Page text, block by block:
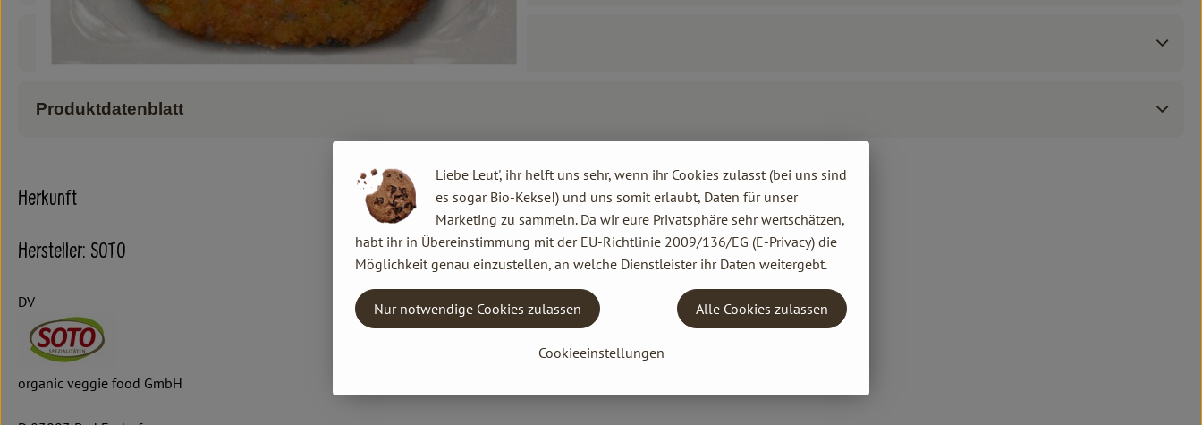
Produktdatenblatt
Herkunft
Hersteller: SOTO
DV
organic veggie food GmbH
Liebe Leut', ihr helft uns sehr, wenn ihr Cookies zulasst (bei uns sind
es sogar Bio-Kekse!) und uns somit erlaubt, Daten für unser
Marketing zu sammeln. Da wir eure Privatsphäre sehr wertschätzen,
habt ihr in Übereinstimmung mit der EU-Richtlinie 2009/136/EG (E-Privacy) die
Möglichkeit genau einzustellen, an welche Dienstleister ihr Daten weitergebt.
Cookieeinstellungen
Nur notwendige Cookies zulassen Alle Cookies zulassen